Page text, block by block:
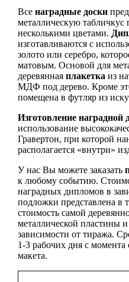
Все наградные доски
металлическую
несколькими цветами.
изготавливаются с
золото или серебро,
матовым. Основой для
деревянная плакетка из
МДФ под дерево. Кроме
помещена в футляр из
Изготовление наградной
использование
Гравертон, при которой
располагается «внутри»
У нас Вы можете заказать
к любому событию.
наградных дипломов в
подложки представлена в
стоимость самой
металлической пластины
зависимости от тиража.
1-3 рабочих дня с
макета.